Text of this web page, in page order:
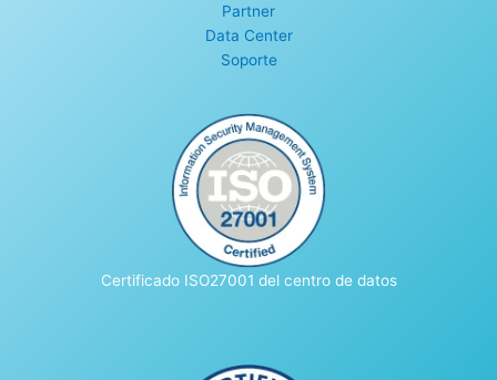
Partner
Data Center
Soporte
Certificado ISO27001 del centro de datos